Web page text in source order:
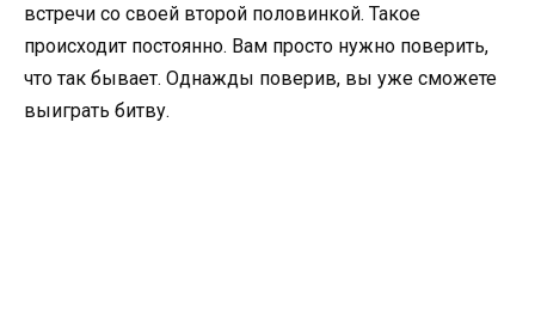
встречи со своей второй половинкой. Такое
происходит постоянно. Вам просто нужно поверить,
что так бывает. Однажды поверив, вы уже сможете
выиграть битву.